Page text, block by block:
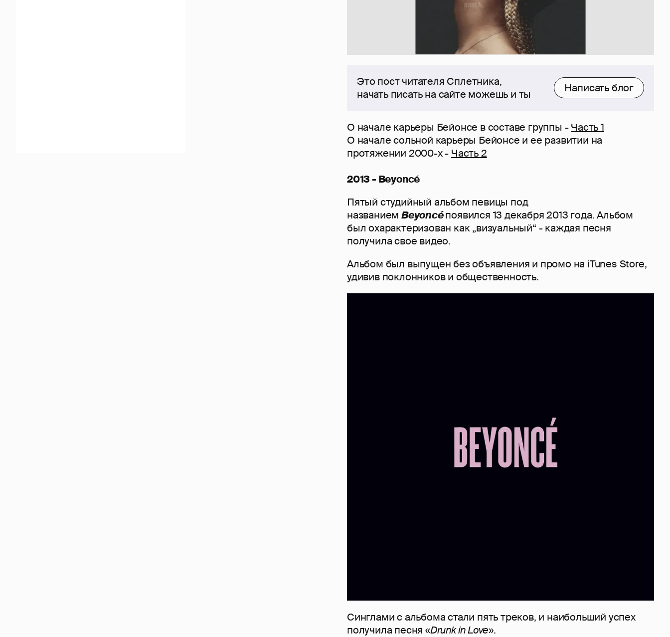
Это пост читателя Сплетника,
начать писать на сайте можешь и ты
Написать блог
О начале карьеры Бейонсе в составе группы -Часть 1
О начале сольной карьеры Бейонсе и ее развитии на
протяжении 2000-х - Часть 2
2013 - Beyoncé
Пятый студийный альбом певицы под
названиемBeyoncéпоявился 13 декабря 2013 года. Альбом
был охарактеризован как „визуальный“ - каждая песня
получила свое видео.
Альбом был выпущен без объявления и промо на iTunes Store,
удивив поклонников и общественность.
Синглами с альбома стали пять треков, и наибольший успех
получила песня «Drunk in Love».